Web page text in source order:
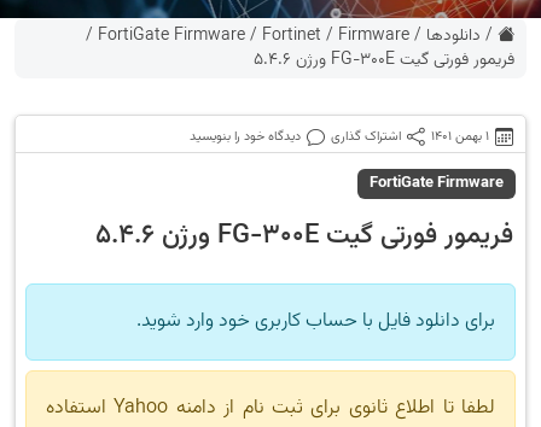
/ دانلودها /
Firmware
/
Fortinet
/
FortiGate Firmware
/
فریمور فورتی گیت FG-300E ورژن 5.4.6
1 بهمن 1401 اشتراک گذاری دیدگاه خود را بنویسید
FortiGate Firmware
فریمور فورتی گیت FG-300E ورژن 5.4.6
برای دانلود فایل با حساب کاربری خود وارد شوید.
لطفا تا اطلاع ثانوی برای ثبت نام از دامنه Yahoo استفاده